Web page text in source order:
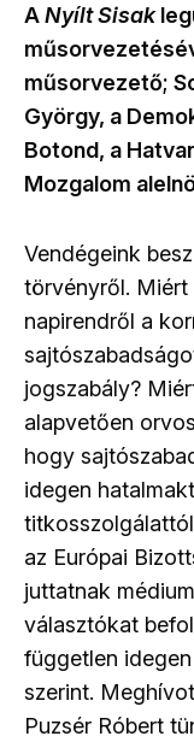
ANyílt Sisak
műsorvezető;
György, a
Botond, a
Mozgalom
Vendégeink
törvényről.
napirendről a
jogszabály?
alapvetően
hogy
idegen
az Európai
juttatnak
választókat
független
szerint.
Puzsér Róbert